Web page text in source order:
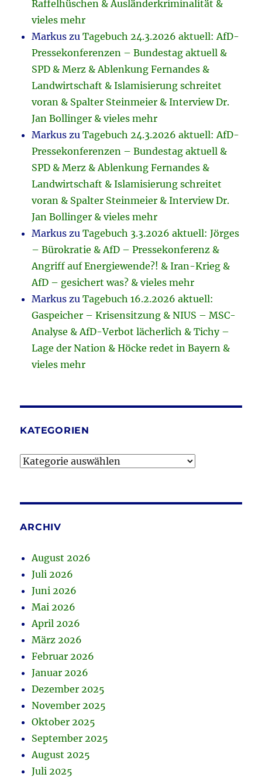
Raffelhüschen & Ausländerkriminalität &
vieles mehr
Markus zuTagebuch 24.3.2026 aktuell: AfD-
Pressekonferenzen – Bundestag aktuell &
SPD & Merz & Ablenkung Fernandes &
Landwirtschaft & Islamisierung schreitet
voran & Spalter Steinmeier & Interview Dr.
Jan Bollinger & vieles mehr
Markus zuTagebuch 24.3.2026 aktuell: AfD-
Pressekonferenzen – Bundestag aktuell &
SPD & Merz & Ablenkung Fernandes &
Landwirtschaft & Islamisierung schreitet
voran & Spalter Steinmeier & Interview Dr.
Jan Bollinger & vieles mehr
Markus zuTagebuch 3.3.2026 aktuell: Jörges
– Bürokratie & AfD – Pressekonferenz &
Angriff auf Energiewende?! & Iran-Krieg &
AfD – gesichert was? & vieles mehr
Markus zuTagebuch 16.2.2026 aktuell:
Gaspeicher – Krisensitzung & NIUS – MSC-
Analyse & AfD-Verbot lächerlich & Tichy –
Lage der Nation & Höcke redet in Bayern &
vieles mehr
KATEGORIEN
Kategorien
ARCHIV
August 2026
Juli 2026
Juni 2026
Mai 2026
April 2026
März 2026
Februar 2026
Januar 2026
Dezember 2025
November 2025
Oktober 2025
September 2025
August 2025
Juli 2025